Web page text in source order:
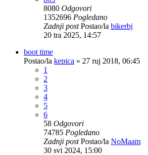
8080 Odgovori
1352696 Pogledano
Zadnji postPostao/la bikerbj
20 tra 2025, 14:57
boot time
Postao/la kepica » 27 ruj 2018, 06:45
1
2
3
4
5
6
58 Odgovori
74785 Pogledano
Zadnji postPostao/la NoMaam
30 svi 2024, 15:00